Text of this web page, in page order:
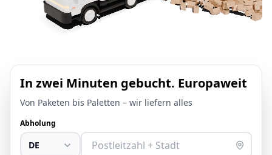
In zwei Minuten gebucht. Europaweit
Von Paketen bis Paletten – wir liefern alles
Abholung
DE